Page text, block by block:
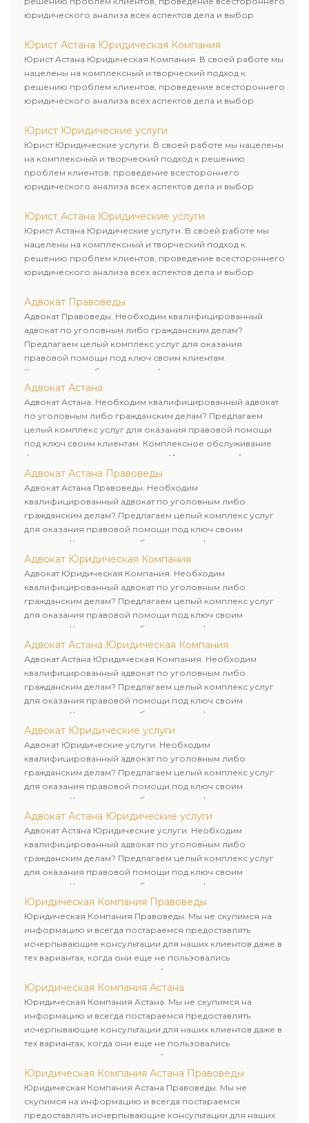
юридического анализа всех аспектов дела и выбор
Юрист Астана Юридическая Компания
Юрист Астана Юридическая Компания. В своей работе мы
нацелены на комплексный и творческий подход к
решению проблем клиентов, проведение всестороннего
юридического анализа всех аспектов дела и выбор
Юрист Юридические услуги
Юрист Юридические услуги. В своей работе мы нацелены
на комплексный и творческий подход к решению
проблем клиентов, проведение всестороннего
юридического анализа всех аспектов дела и выбор
Юрист Астана Юридические услуги
Юрист Астана Юридические услуги. В своей работе мы
нацелены на комплексный и творческий подход к
решению проблем клиентов, проведение всестороннего
юридического анализа всех аспектов дела и выбор
Адвокат Правоведы
Адвокат Правоведы. Необходим квалифицированный
адвокат по уголовным либо гражданским делам?
Предлагаем целый комплекс услуг для оказания
правовой помощи под ключ своим клиентам.
Комплексное обслуживание физических и юридических
лиц. Индивидуальный подход к каждому клиенту.
Адвокат Астана
Адвокат Астана. Необходим квалифицированный адвокат
по уголовным либо гражданским делам? Предлагаем
целый комплекс услуг для оказания правовой помощи
под ключ своим клиентам. Комплексное обслуживание
физических и юридических лиц. Индивидуальный подход к
каждому клиенту.
Адвокат Астана Правоведы
Адвокат Астана Правоведы. Необходим
квалифицированный адвокат по уголовным либо
гражданским делам? Предлагаем целый комплекс услуг
для оказания правовой помощи под ключ своим
клиентам. Комплексное обслуживание физических и
юридических лиц. Индивидуальный подход к каждому
клиенту.
Адвокат Юридическая Компания
Адвокат Юридическая Компания. Необходим
квалифицированный адвокат по уголовным либо
гражданским делам? Предлагаем целый комплекс услуг
для оказания правовой помощи под ключ своим
клиентам. Комплексное обслуживание физических и
юридических лиц. Индивидуальный подход к каждому
клиенту.
Адвокат Астана Юридическая Компания
Адвокат Астана Юридическая Компания. Необходим
квалифицированный адвокат по уголовным либо
гражданским делам? Предлагаем целый комплекс услуг
для оказания правовой помощи под ключ своим
клиентам. Комплексное обслуживание физических и
юридических лиц. Индивидуальный подход к каждому
клиенту.
Адвокат Юридические услуги
Адвокат Юридические услуги. Необходим
квалифицированный адвокат по уголовным либо
гражданским делам? Предлагаем целый комплекс услуг
для оказания правовой помощи под ключ своим
клиентам. Комплексное обслуживание физических и
юридических лиц. Индивидуальный подход к каждому
клиенту.
Адвокат Астана Юридические услуги
Адвокат Астана Юридические услуги. Необходим
квалифицированный адвокат по уголовным либо
гражданским делам? Предлагаем целый комплекс услуг
для оказания правовой помощи под ключ своим
клиентам. Комплексное обслуживание физических и
юридических лиц. Индивидуальный подход к каждому
клиенту.
Юридическая Компания Правоведы
Юридическая Компания Правоведы. Мы не скупимся на
информацию и всегда постараемся предоставлять
исчерпывающие консультации для наших клиентов даже в
тех вариантах, когда они еще не пользовались
юридическими услугами нашей компании.
Юридическая Компания Астана
Юридическая Компания Астана. Мы не скупимся на
информацию и всегда постараемся предоставлять
исчерпывающие консультации для наших клиентов даже в
тех вариантах, когда они еще не пользовались
юридическими услугами нашей компании.
Юридическая Компания Астана Правоведы
Юридическая Компания Астана Правоведы. Мы не
скупимся на информацию и всегда постараемся
предоставлять исчерпывающие консультации для наших